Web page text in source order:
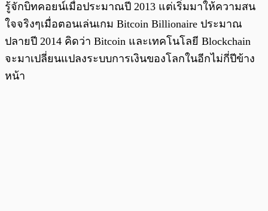
รู้จักบิทคอยน์เมื่อประมาณปี 2013 แต่เริ่มมาให้ความสน
ใจจริงๆเมื่อตอนเล่นเกม Bitcoin Billionaire ประมาณ
ปลายปี 2014 คิดว่า Bitcoin และเทคโนโลยี Blockchain
จะมาเปลี่ยนแปลงระบบการเงินของโลกในอีกไม่กี่ปีข้าง
หน้า